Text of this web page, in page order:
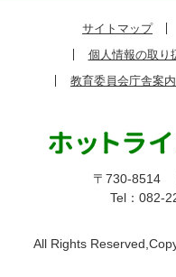
サイトマップ
個人情報の取り
教育委員会庁舎案内
〒730-8514
Tel：082-
All Rights